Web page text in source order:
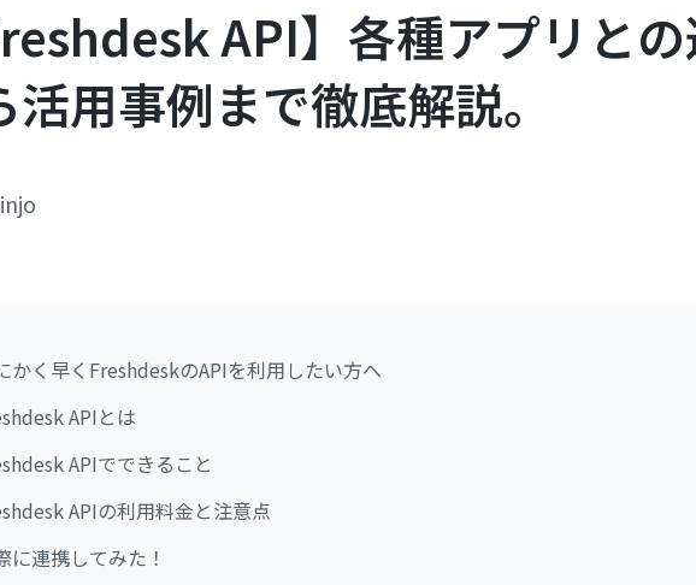
API】各種アプリと
活用事例まで徹底解説。
かく早くFreshdeskのAPIを利用したい方へ
APIとは
APIでできること
APIの利用料金と注意点
に連携してみた！